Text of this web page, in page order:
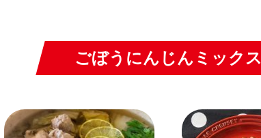
ごぼうにんじんミックス